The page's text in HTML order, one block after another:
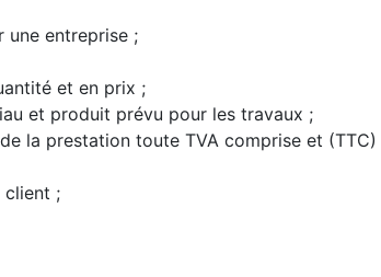
une entreprise ;
et en prix ;
et produit prévu pour les travaux ;
la prestation toute TVA comprise et (TTC)
client ;